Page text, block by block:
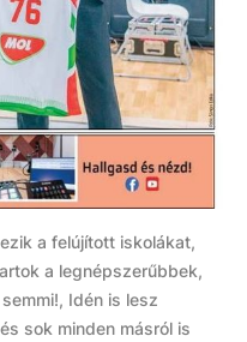
a felújított iskolákat,
a legnépszerűbbek,
Idén is lesz
sok minden másról is